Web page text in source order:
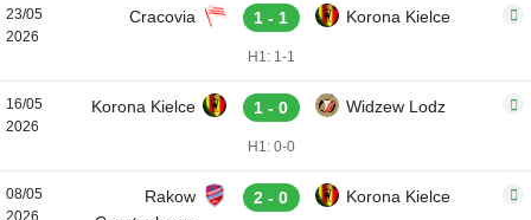
23/05
2026
Cracovia 1 - 1 Korona Kielce
H1: 1-1
16/05
2026
Korona Kielce 1 - 0 Widzew Lodz
H1: 0-0
08/05
2026
Rakow
2 - 0 Korona Kielce